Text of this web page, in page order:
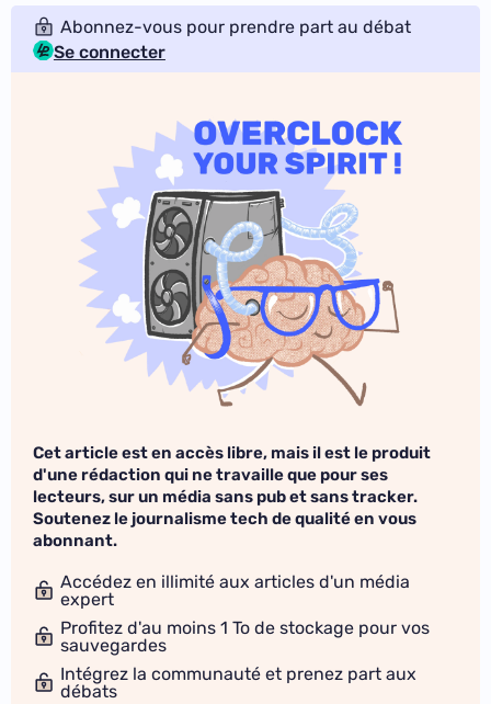
Abonnez-vous pour prendre part au débat
Se connecter
Cet article est en accès libre, mais il est le produit
d'une rédaction qui ne travaille que pour ses
lecteurs, sur un média sans pub et sans tracker.
Soutenez le journalisme tech de qualité en vous
abonnant.
Accédez en illimité aux articles d'un média
expert
Profitez d'au moins 1 To de stockage pour vos
sauvegardes
Intégrez la communauté et prenez part aux
débats